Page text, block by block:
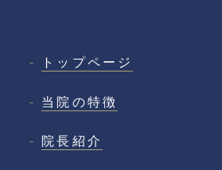
トップページ
当院の特徴
院長紹介